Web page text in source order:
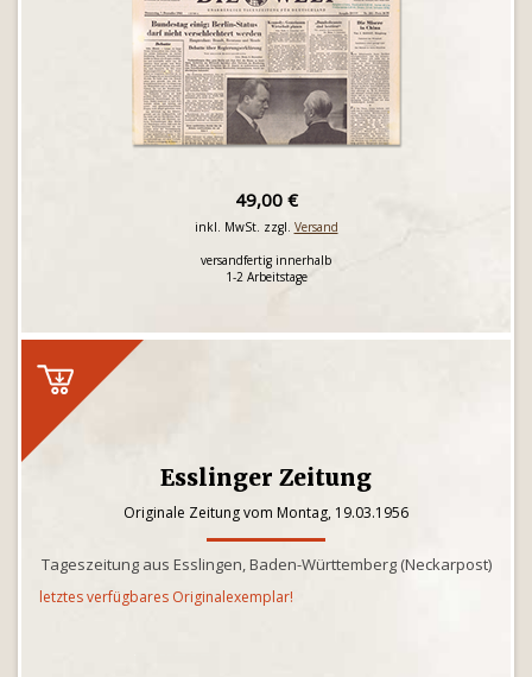
49,00 €
inkl. MwSt. zzgl. Versand
versandfertig innerhalb
1-2 Arbeitstage
Esslinger Zeitung
Originale Zeitung vom Montag, 19.03.1956
Tageszeitung aus Esslingen, Baden-Württemberg (Neckarpost)
letztes verfügbares Originalexemplar!